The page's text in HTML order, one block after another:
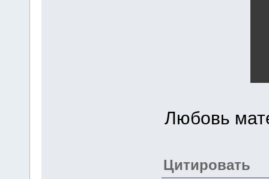
Любовь
Цитировать